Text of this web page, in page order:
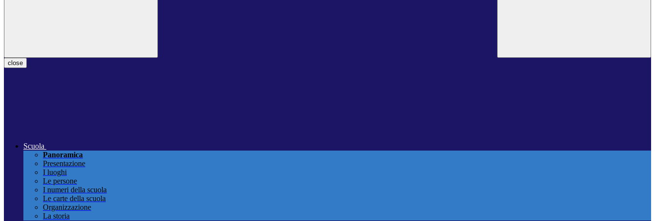
close
Scuola
Panoramica
Presentazione
I luoghi
Le persone
I numeri della scuola
Le carte della scuola
Organizzazione
La storia